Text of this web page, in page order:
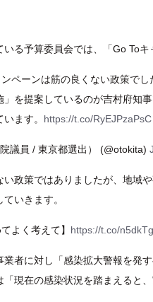
る予算委員会では、「Go To
ペーンは筋の良くない政策で
」を提案しているのが吉村府知
ます。 https://t.co/RyEJPzaPsC
議員 / 東京都選出） (@otokita)
政策ではありましたが、地域や
いきます。
よく考えて】 https://t.co/
業者に対し「感染拡大警報を発
現在の感染状況を踏まえると